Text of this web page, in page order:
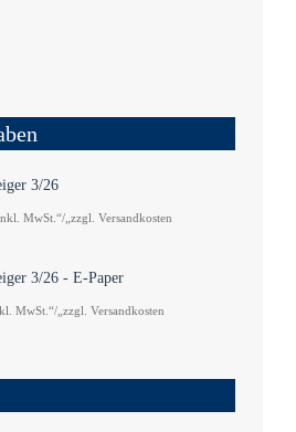
3/26
MwSt.“/„zzgl. Versandkosten
3/26 - E-Paper
MwSt.“/„zzgl. Versandkosten